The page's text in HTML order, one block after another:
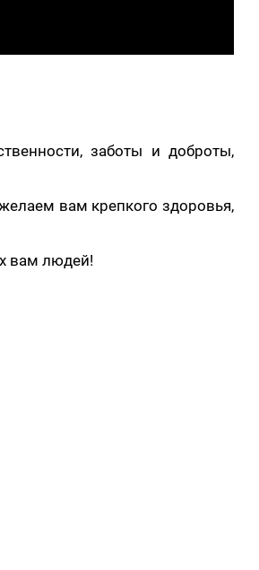
заботы и доброты,
вам крепкого здоровья,
вам людей!